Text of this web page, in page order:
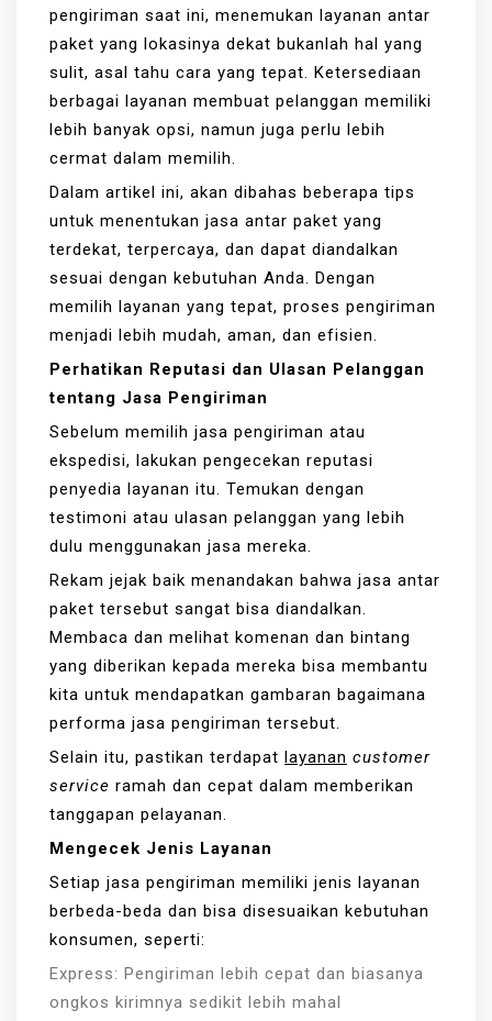
pengiriman saat ini, menemukan layanan antar
paket yang lokasinya dekat bukanlah hal yang
sulit, asal tahu cara yang tepat. Ketersediaan
berbagai layanan membuat pelanggan memiliki
lebih banyak opsi, namun juga perlu lebih
cermat dalam memilih.
Dalam artikel ini, akan dibahas beberapa tips
untuk menentukan jasa antar paket yang
terdekat, terpercaya, dan dapat diandalkan
sesuai dengan kebutuhan Anda. Dengan
memilih layanan yang tepat, proses pengiriman
menjadi lebih mudah, aman, dan efisien.
Perhatikan Reputasi dan Ulasan Pelanggan
tentang Jasa Pengiriman
Sebelum memilih jasa pengiriman atau
ekspedisi, lakukan pengecekan reputasi
penyedia layanan itu. Temukan dengan
testimoni atau ulasan pelanggan yang lebih
dulu menggunakan jasa mereka.
Rekam jejak baik menandakan bahwa jasa antar
paket tersebut sangat bisa diandalkan.
Membaca dan melihat komenan dan bintang
yang diberikan kepada mereka bisa membantu
kita untuk mendapatkan gambaran bagaimana
performa jasa pengiriman tersebut.
Selain itu, pastikan terdapat layanan customer
service ramah dan cepat dalam memberikan
tanggapan pelayanan.
Mengecek Jenis Layanan
Setiap jasa pengiriman memiliki jenis layanan
berbeda-beda dan bisa disesuaikan kebutuhan
konsumen, seperti:
Express: Pengiriman lebih cepat dan biasanya
ongkos kirimnya sedikit lebih mahal